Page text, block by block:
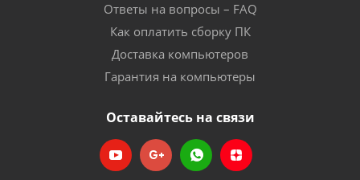
Ответы на вопросы – FAQ
Как оплатить сборку ПК
Доставка компьютеров
Гарантия на компьютеры
Оставайтесь на связи